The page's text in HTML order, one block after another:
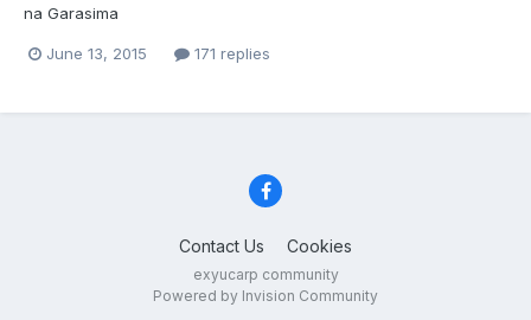
na Garasima
June 13, 2015 171 replies
Contact Us Cookies
exyucarp community
Powered by Invision Community